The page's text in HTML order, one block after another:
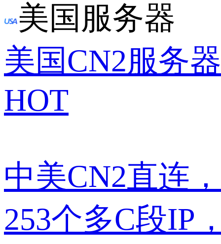
美国服务器
美国CN2服务器
HOT
中美CN2直连
253个多C段IP